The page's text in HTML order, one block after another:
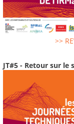
>>
JT#5 - Retour sur le